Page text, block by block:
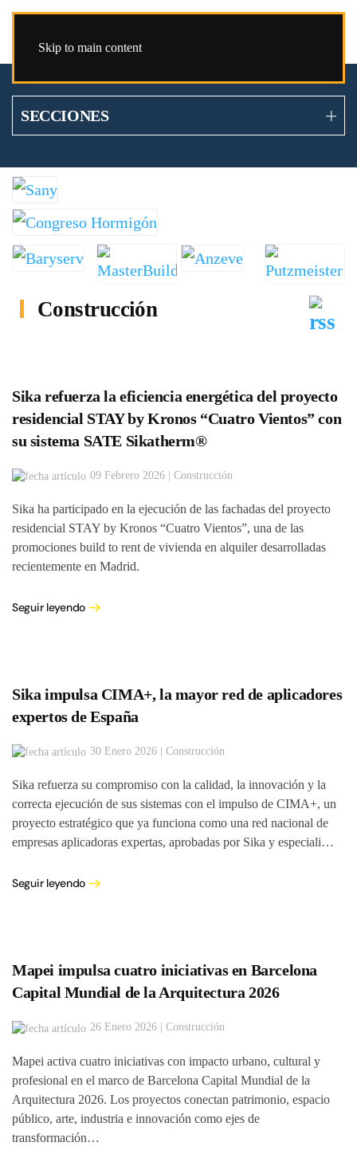
Skip to main content
SECCIONES
Construcción
Sika refuerza la eficiencia energética del proyecto
residencial STAY by Kronos “Cuatro Vientos” con
su sistema SATE Sikatherm®
09 Febrero 2026 | Construcción
Sika ha participado en la ejecución de las fachadas del proyecto
residencial STAY by Kronos “Cuatro Vientos”, una de las
promociones build to rent de vivienda en alquiler desarrolladas
recientemente en Madrid.
Seguir leyendo
Sika impulsa CIMA+, la mayor red de aplicadores
expertos de España
30 Enero 2026 | Construcción
Sika refuerza su compromiso con la calidad, la innovación y la
correcta ejecución de sus sistemas con el impulso de CIMA+, un
proyecto estratégico que ya funciona como una red nacional de
empresas aplicadoras expertas, aprobadas por Sika y especiali…
Seguir leyendo
Mapei impulsa cuatro iniciativas en Barcelona
Capital Mundial de la Arquitectura 2026
26 Enero 2026 | Construcción
Mapei activa cuatro iniciativas con impacto urbano, cultural y
profesional en el marco de Barcelona Capital Mundial de la
Arquitectura 2026. Los proyectos conectan patrimonio, espacio
público, arte, industria e innovación como ejes de
transformación…